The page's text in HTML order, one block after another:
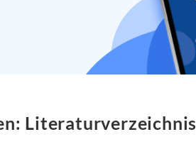
Literaturverzeichnis